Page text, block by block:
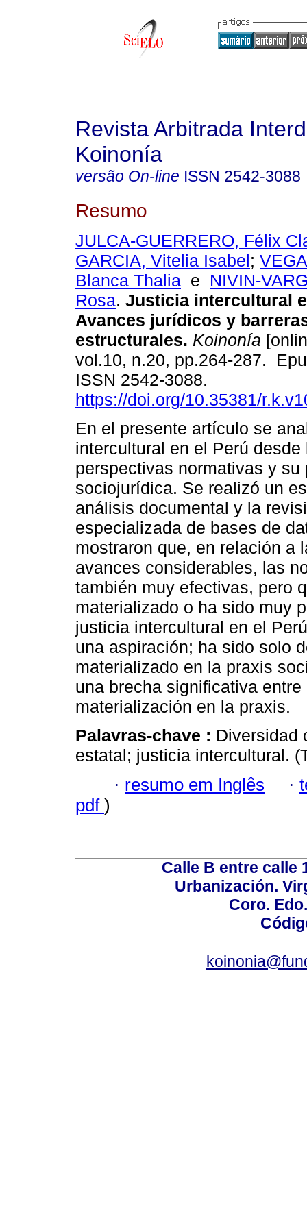
Revista Arbitrada
Koinonía
versão On-line ISSN 2542-3088
Resumo
JULCA-GUERRERO, Félix
GARCIA, Vitelia Isabel;
Blanca Thalia e NIVIN-
Rosa. Justicia intercultural
Avances jurídicos y
estructurales. Koinonía
vol.10, n.20, pp.264-287.
ISSN 2542-3088.
https://doi.org/10.35381/
En el presente artículo se
intercultural en el Perú desde
perspectivas normativas y
sociojurídica. Se realizó un
análisis documental y la
especializada de bases de
mostraron que, en relación a
avances considerables, las
también muy efectivas, pero
materializado o ha sido muy
justicia intercultural en el
una aspiración; ha sido solo
materializado en la praxis
una brecha significativa
materialización en la praxis.
Palavras-chave : Diversidad
estatal; justicia intercultural.
· resumo em Inglês ·
pdf )
Calle B entre calle
Urbanización.
Coro.